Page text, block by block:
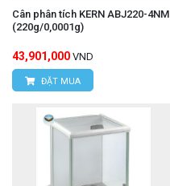
Cân phân tích KERN ABJ220-4NM
(220g/0,0001g)
43,901,000 VND
ĐẶT MUA